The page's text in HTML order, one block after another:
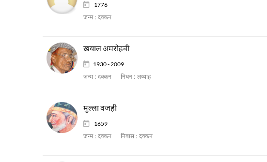
1776
जन्म : दक्कन
ख़याल अमरोहवी
1930 - 2009
जन्म : दक्कन निधन : लय्याह
मुल्ला वजही
1659
जन्म : दक्कन निवास : दक्कन